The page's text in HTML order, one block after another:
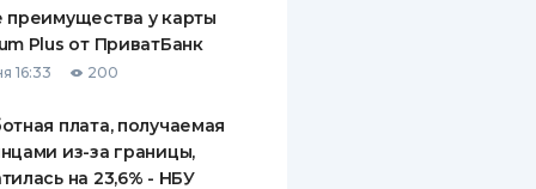
ВИНЬЕТКА
СОТРУДНИКОВ
ОТ
СЛУЧАЕВ
ПУТЕВОДИТЕЛИ ПО
преимущества у карты
Plus от ПриватБанк
16:33 200
плата, получаемая
из-за границы,
на 23,6% - НБУ